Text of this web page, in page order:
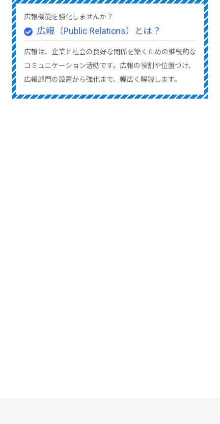
広報機能を強化しませんか？
広報（Public Relations）とは？
広報は、企業と社会の良好な関係を築くための継続的な
コミュニケーション活動です。広報の役割や位置づけ、
広報部門の設置から強化まで、幅広く解説します。